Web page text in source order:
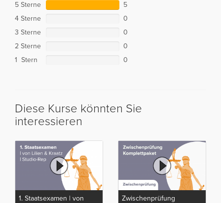
5 Sterne
5
4 Sterne
0
3 Sterne
0
2 Sterne
0
1 Stern
0
Diese Kurse könnten Sie
interessieren
1. Staatsexamen | von
Zwischenprüfung